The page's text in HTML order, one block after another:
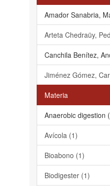
Amador Sanabria,
Arteta Chedraüy,
Canchila Benítez,
Jiménez Gómez,
Materia
Anaerobic digestion
Avícola (1)
Bioabono (1)
Biodigester (1)